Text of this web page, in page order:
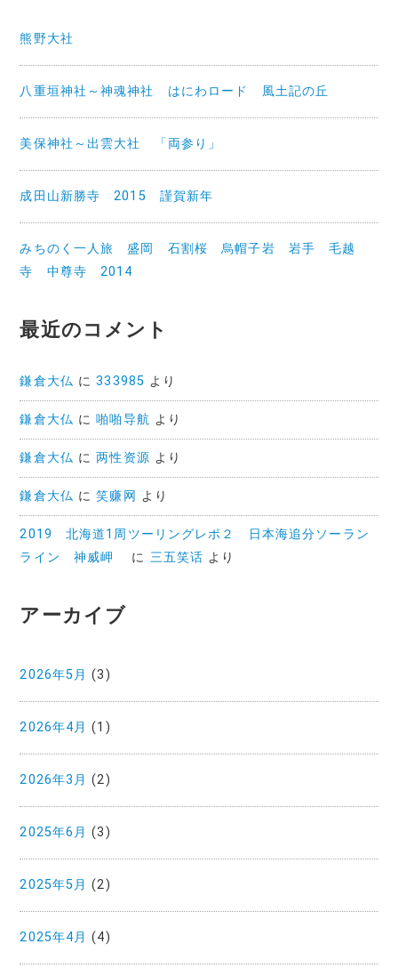
ョ
ン
熊野大社
八重垣神社～神魂神社 はにわロード 風土記の丘
美保神社～出雲大社 「両参り」
成田山新勝寺 2015 謹賀新年
みちのく一人旅 盛岡 石割桜 烏帽子岩 岩手 毛越
寺 中尊寺 2014
最近のコメント
鎌倉大仏 に333985 より
鎌倉大仏 に啪啪导航 より
鎌倉大仏 に两性资源 より
鎌倉大仏 に笑赚网 より
2019 北海道1周ツーリングレポ２ 日本海追分ソーラン
ライン 神威岬
に 三五笑话 より
アーカイブ
2026年5月 (3)
2026年4月 (1)
2026年3月 (2)
2025年6月 (3)
2025年5月 (2)
2025年4月 (4)